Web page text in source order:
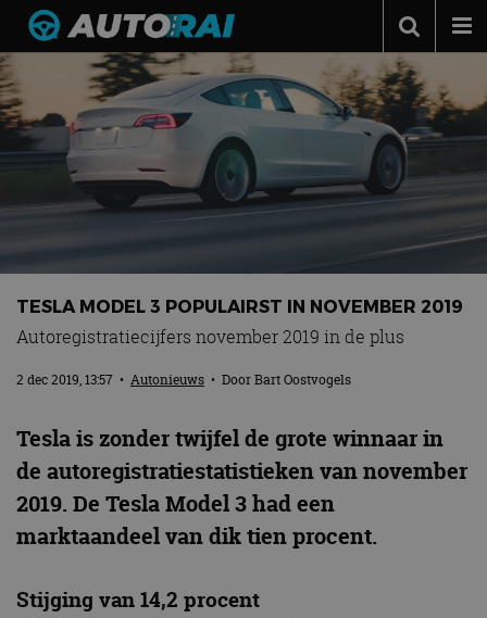
Autonieuws
Podcast
Autotests
Automerken
Contact
MotorRAI.nl
TESLA MODEL 3 POPULAIRST IN NOVEMBER 2019
Autoregistratiecijfers november 2019 in de plus
2 dec 2019, 13:57 • Autonieuws • DoorBart Oostvogels
Tesla is zonder twijfel de grote winnaar in
de autoregistratiestatistieken van november
2019. De Tesla Model 3 had een
marktaandeel van dik tien procent.
Stijging van 14,2 procent